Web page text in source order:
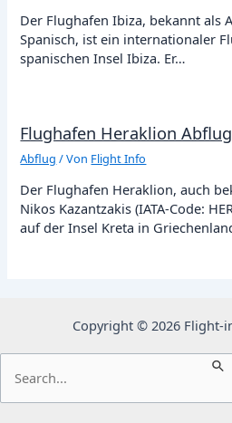
Der Flughafen Ibiza, bekannt als
Spanisch, ist ein internationaler
spanischen Insel Ibiza. Er…
Flughafen Heraklion
Abflug / Von Flight Info
Der Flughafen Heraklion, auch
Nikos Kazantzakis (IATA-Code:
auf der Insel Kreta in
Copyright © 2026 Flight-
nach: